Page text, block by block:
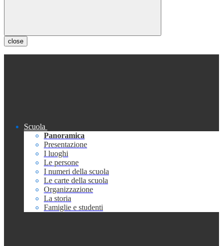
close
Scuola
Panoramica
Presentazione
I luoghi
Le persone
I numeri della scuola
Le carte della scuola
Organizzazione
La storia
Famiglie e studenti